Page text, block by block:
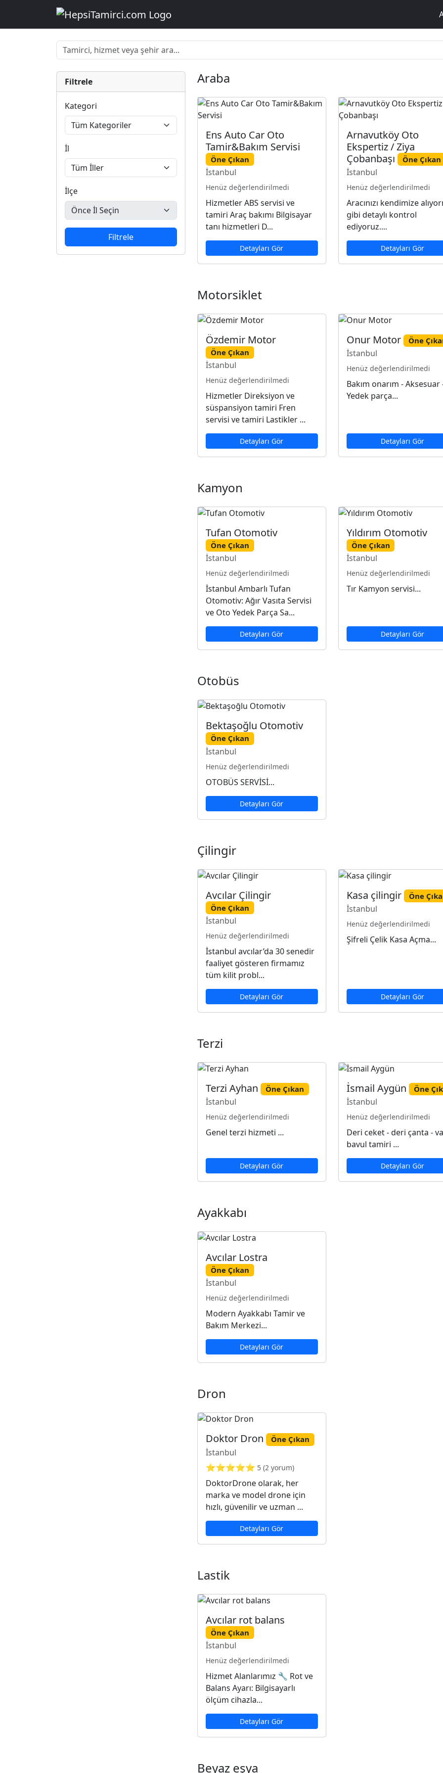
Filtrele
Kategori
İl
İlçe
Filtrele
Araba
Ens Auto Car Oto
Tamir&Bakım Servisi
Öne Çıkan
İstanbul
Henüz değerlendirilmedi
Hizmetler ABS servisi ve
tamiri Araç bakımı Bilgisayar
tanı hizmetleri D...
Detayları Gör
Arnavutköy Oto
Ekspertiz / Ziya
Çobanbaşı
Öne Çıkan
İstanbul
Henüz değerlendirilmedi
Aracınızı kendimize
gibi detaylı kontrol
ediyoruz....
Detayları Gör
Motorsiklet
Özdemir Motor
Öne Çıkan
İstanbul
Henüz değerlendirilmedi
Hizmetler Direksiyon ve
süspansiyon tamiri Fren
servisi ve tamiri Lastikler ...
Detayları Gör
Onur Motor Öne
İstanbul
Henüz değerlendirilmedi
Bakım onarım - Aksesuar
Yedek parça...
Detayları Gör
Kamyon
Tufan Otomotiv
Öne Çıkan
İstanbul
Henüz değerlendirilmedi
İstanbul Ambarlı Tufan
Otomotiv: Ağır Vasıta Servisi
ve Oto Yedek Parça Sa...
Detayları Gör
Yıldırım Otomotiv
Öne Çıkan
İstanbul
Henüz değerlendirilmedi
Tır Kamyon servisi...
Detayları Gör
Otobüs
Bektaşoğlu Otomotiv
Öne Çıkan
İstanbul
Henüz değerlendirilmedi
OTOBÜS SERVİSİ...
Detayları Gör
Çilingir
Avcılar Çilingir
Öne Çıkan
İstanbul
Henüz değerlendirilmedi
İstanbul avcılar’da 30 senedir
faaliyet gösteren firmamız
tüm kilit probl...
Detayları Gör
Kasa çilingir Öne
İstanbul
Henüz değerlendirilmedi
Şifreli Çelik Kasa Açma...
Detayları Gör
Terzi
Terzi Ayhan Öne Çıkan
İstanbul
Henüz değerlendirilmedi
Genel terzi hizmeti ...
Detayları Gör
İsmail Aygün Öne
İstanbul
Henüz değerlendirilmedi
Deri ceket - deri çanta -
bavul tamiri ...
Detayları Gör
Ayakkabı
Avcılar Lostra
Öne Çıkan
İstanbul
Henüz değerlendirilmedi
Modern Ayakkabı Tamir ve
Bakım Merkezi...
Detayları Gör
Dron
Doktor Dron Öne Çıkan
İstanbul
⭐⭐⭐⭐⭐ 5 (2 yorum)
DoktorDrone olarak, her
marka ve model drone için
hızlı, güvenilir ve uzman ...
Detayları Gör
Lastik
Avcılar rot balans
Öne Çıkan
İstanbul
Henüz değerlendirilmedi
Hizmet Alanlarımız 🔧 Rot ve
Balans Ayarı: Bilgisayarlı
ölçüm cihazla...
Detayları Gör
Beyaz eşya